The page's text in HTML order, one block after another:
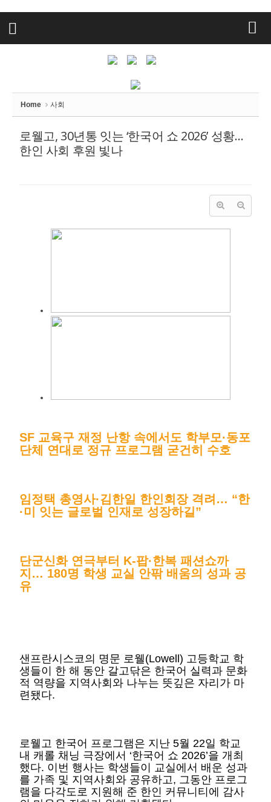
Home 사회
로웰고, 30년통 잇는 ‘한국어 쇼 2026’ 성황…
한인 사회 후원 빛나
SF 교육구 재정 난항 속에서도 학부모·동포
단체 연대로 정규 프로그램 굳건히 수호
임정택 총영사·김한일 한인회장 격려… “한
·미 잇는 글로벌 인재로 성장하길”
단군신화 연극부터 K-팝·한복 패션쇼까
지… 180명 학생 교실 안팎 배움의 성과 공
유
샌프란시스코의 명문 로웰(Lowell) 고등학교 학
생들이 한 해 동안 갈고닦은 한국어 실력과 문화
적 역량을 지역사회와 나누는 뜻깊은 자리가 마
련됐다.
로웰고 한국어 프로그램은 지난 5월 22일 학교
내 캐롤 채닝 극장에서 ‘한국어 쇼 2026’을 개최
했다. 이번 행사는 학생들이 교실에서 배운 성과
를 가족 및 지역사회와 공유하고, 그동안 프로그
램을 다각도로 지원해 준 한인 커뮤니티에 감사